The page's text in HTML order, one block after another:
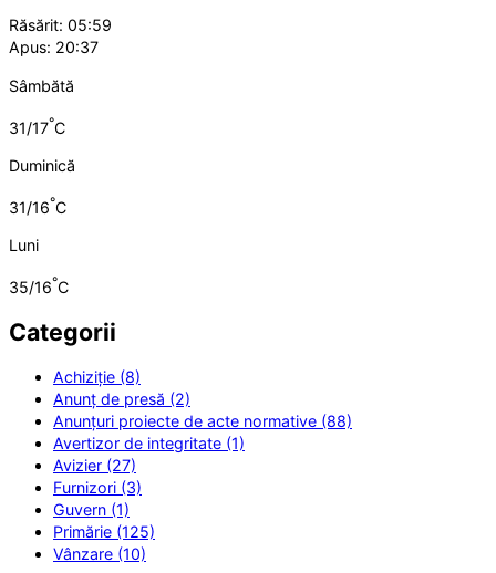
Răsărit: 05:59
Apus: 20:37
Sâmbătă
31/17°C
Duminică
31/16°C
Luni
35/16°C
Categorii
Achiziție (8)
Anunț de presă (2)
Anunțuri proiecte de acte normative (88)
Avertizor de integritate (1)
Avizier (27)
Furnizori (3)
Guvern (1)
Primărie (125)
Vânzare (10)